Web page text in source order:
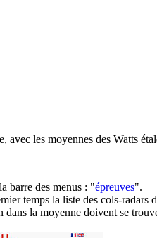
les moyennes des Watts
barre des menus : "épreuves".
temps la liste des cols-radars
la moyenne doivent se